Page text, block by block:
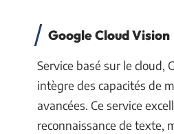
Google Cloud Vision
Service basé sur le cloud,
intègre des capacités de
avancées. Ce service
reconnaissance de texte,